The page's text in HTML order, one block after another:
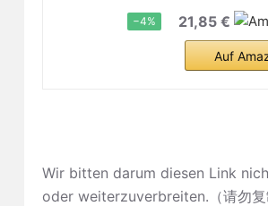
−4% 21,85 €
Auf
Wir bitten darum diesen Link
oder weiterzuverbreiten.（请勿